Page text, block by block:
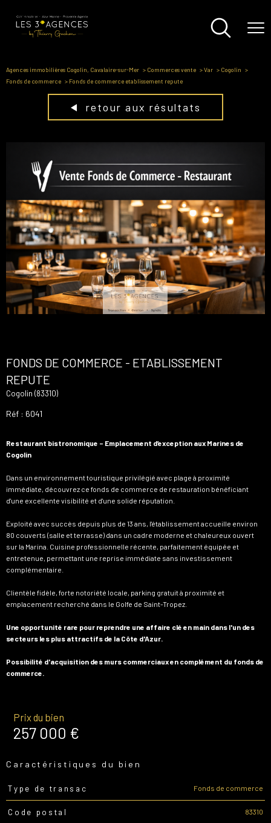
Agences immobilières Cogolin, Cavalaire-sur-Mer Commerces vente Var
Cogolin
Fonds de commerce
Fonds de commerce etablissement repute
retour aux résultats
FONDS DE COMMERCE - ETABLISSEMENT
REPUTE
Cogolin (83310)
Réf : 6041
Restaurant bistronomique – Emplacement d’exception aux Marines de
Cogolin
Dans un environnement touristique privilégié avec plage à proximité
immédiate, découvrez ce fonds de commerce de restauration bénéficiant
d'une excellente visibilité et d'une solide réputation.
Exploité avec succès depuis plus de 13 ans, l'établissement accueille environ
80 couverts (salle et terrasse) dans un cadre moderne et chaleureux ouvert
sur la Marina. Cuisine professionnelle récente, parfaitement équipée et
entretenue, permettant une reprise immédiate sans investissement
complémentaire.
Clientèle fidèle, forte notoriété locale, parking gratuit à proximité et
emplacement recherché dans le Golfe de Saint-Tropez.
Une opportunité rare pour reprendre une affaire clé en main dans l'un des
secteurs les plus attractifs de la Côte d'Azur.
Possibilité d'acquisition des murs commerciaux en complément du fonds de
commerce.
Prix du bien
257 000 €
Caractéristiques du bien
Caractéristiques Valeurs
Type de transac Fonds de commerce
Code postal 83310